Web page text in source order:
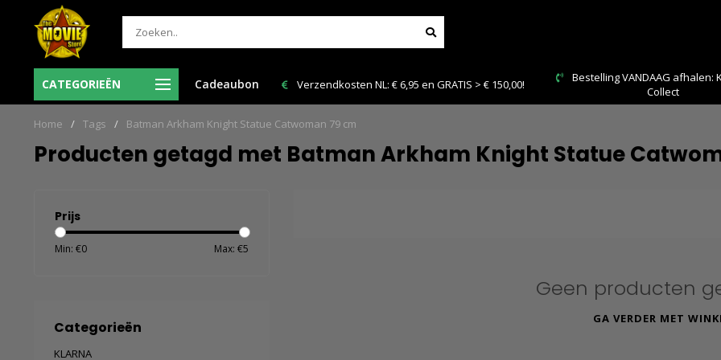
CATEGORIEËN Cadeaubon
= de volgende
Verzendkosten NL: € 6,95 en GRATIS > € 150,00!
Bestelling VANDAAG afhalen: Kies Click &
Collect
Home / Tags / Batman Arkham Knight Statue Catwoman 79 cm
Producten getagd met Batman Arkham Knight Statue
Prijs
Min: €0 Max: €5
Categorieën
KLARNA
Geen producten
GA VERDER MET